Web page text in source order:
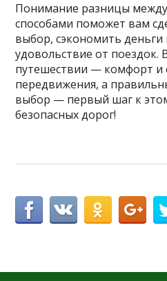
Понимание разницы
способами поможет вам
выбор, сэкономить деньги
удовольствие от поездок.
путешествии — комфорт и
передвижения, а
выбор — первый шаг к
безопасных дорог!